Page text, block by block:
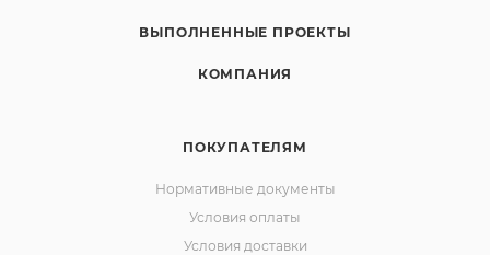
ВЫПОЛНЕННЫЕ ПРОЕКТЫ
КОМПАНИЯ
ПОКУПАТЕЛЯМ
Нормативные документы
Условия оплаты
Условия доставки